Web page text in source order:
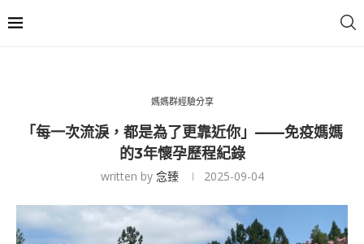
媽媽群經驗分享
「每一次流淚，都是為了更靠近你」——免疫媽媽
的3年懷孕歷程紀錄
written by 念臻 2025-09-04